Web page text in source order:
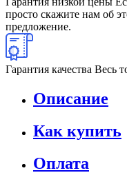
просто скажите нам об
предложение.
Гарантия качества Весь
Описание
Как купить
Оплата